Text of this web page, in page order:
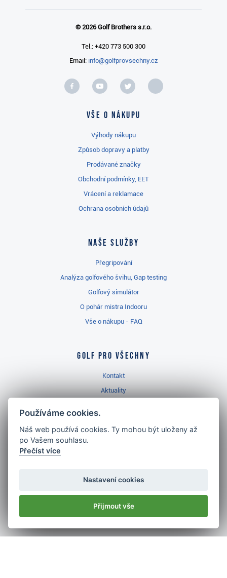
© 2026 Golf Brothers s.r.o.
Tel.: +420 773 500 300
Email: info@golfprovsechny.cz
Vše o nákupu
Výhody nákupu
Způsob dopravy a platby
Prodávané značky
Obchodní podmínky, EET
Vrácení a reklamace
Ochrana osobních údajů
Naše služby
Přegripování
Analýza golfového švihu, Gap testing
Golfový simulátor
O pohár mistra Indooru
Vše o nákupu - FAQ
Golf pro všechny
Kontakt
Aktuality
Golfový slovník
Nejlépe hodnocený
v ČR
Používáme cookies.
Náš web používá cookies. Ty mohou být uloženy až
po Vašem souhlasu.
Přečíst více
Nastavení cookies
Přijmout vše